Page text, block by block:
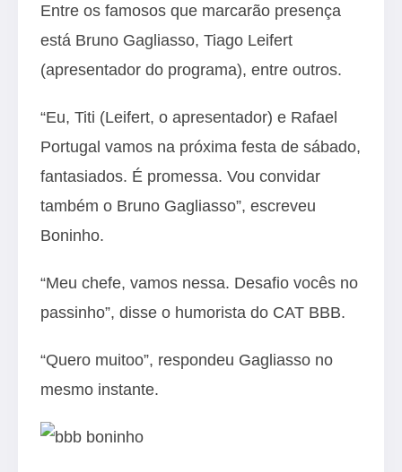
Entre os famosos que marcarão presença
está Bruno Gagliasso, Tiago Leifert
(apresentador do programa), entre outros.
“Eu, Titi (Leifert, o apresentador) e Rafael
Portugal vamos na próxima festa de sábado,
fantasiados. É promessa. Vou convidar
também o Bruno Gagliasso”, escreveu
Boninho.
“Meu chefe, vamos nessa. Desafio vocês no
passinho”, disse o humorista do CAT BBB.
“Quero muitoo”, respondeu Gagliasso no
mesmo instante.